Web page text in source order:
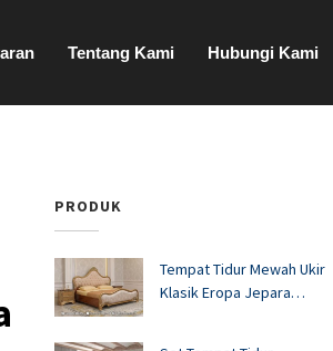
Tentang Kami Hubungi Kami
PRODUK
Tempat Tidur Mewah Ukir
Klasik Eropa Jepara